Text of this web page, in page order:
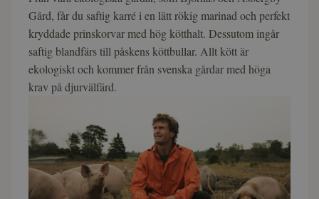
Gård, får du saftig karré i en lätt rökig marinad och perfekt
kryddade prinskorvar med hög kötthalt. Dessutom ingår
saftig blandfärs till påskens köttbullar. Allt kött är
ekologiskt och kommer från svenska gårdar med höga
krav på djurvälfärd.